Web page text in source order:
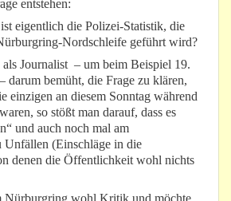
entstehen:
eigentlich die Polizei-Statistik, die
Nordschleife geführt wird?
als Journalist – um beim Beispiel 19.
darum bemüht, die Frage zu klären,
einzigen an diesem Sonntag während
so stößt man darauf, dass es
und auch noch mal am
Unfällen (Einschläge in die
denen die Öffentlichkeit wohl nichts